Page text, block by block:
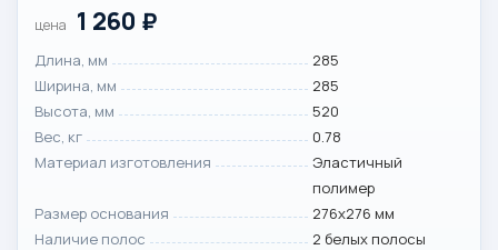
цена 1 260 ₽
Длина, мм
285
Ширина, мм
285
Высота, мм
520
Вес, кг
0.78
Материал изготовления
Эластичный
полимер
Размер основания
276х276 мм
Наличие полос
2 белых полосы